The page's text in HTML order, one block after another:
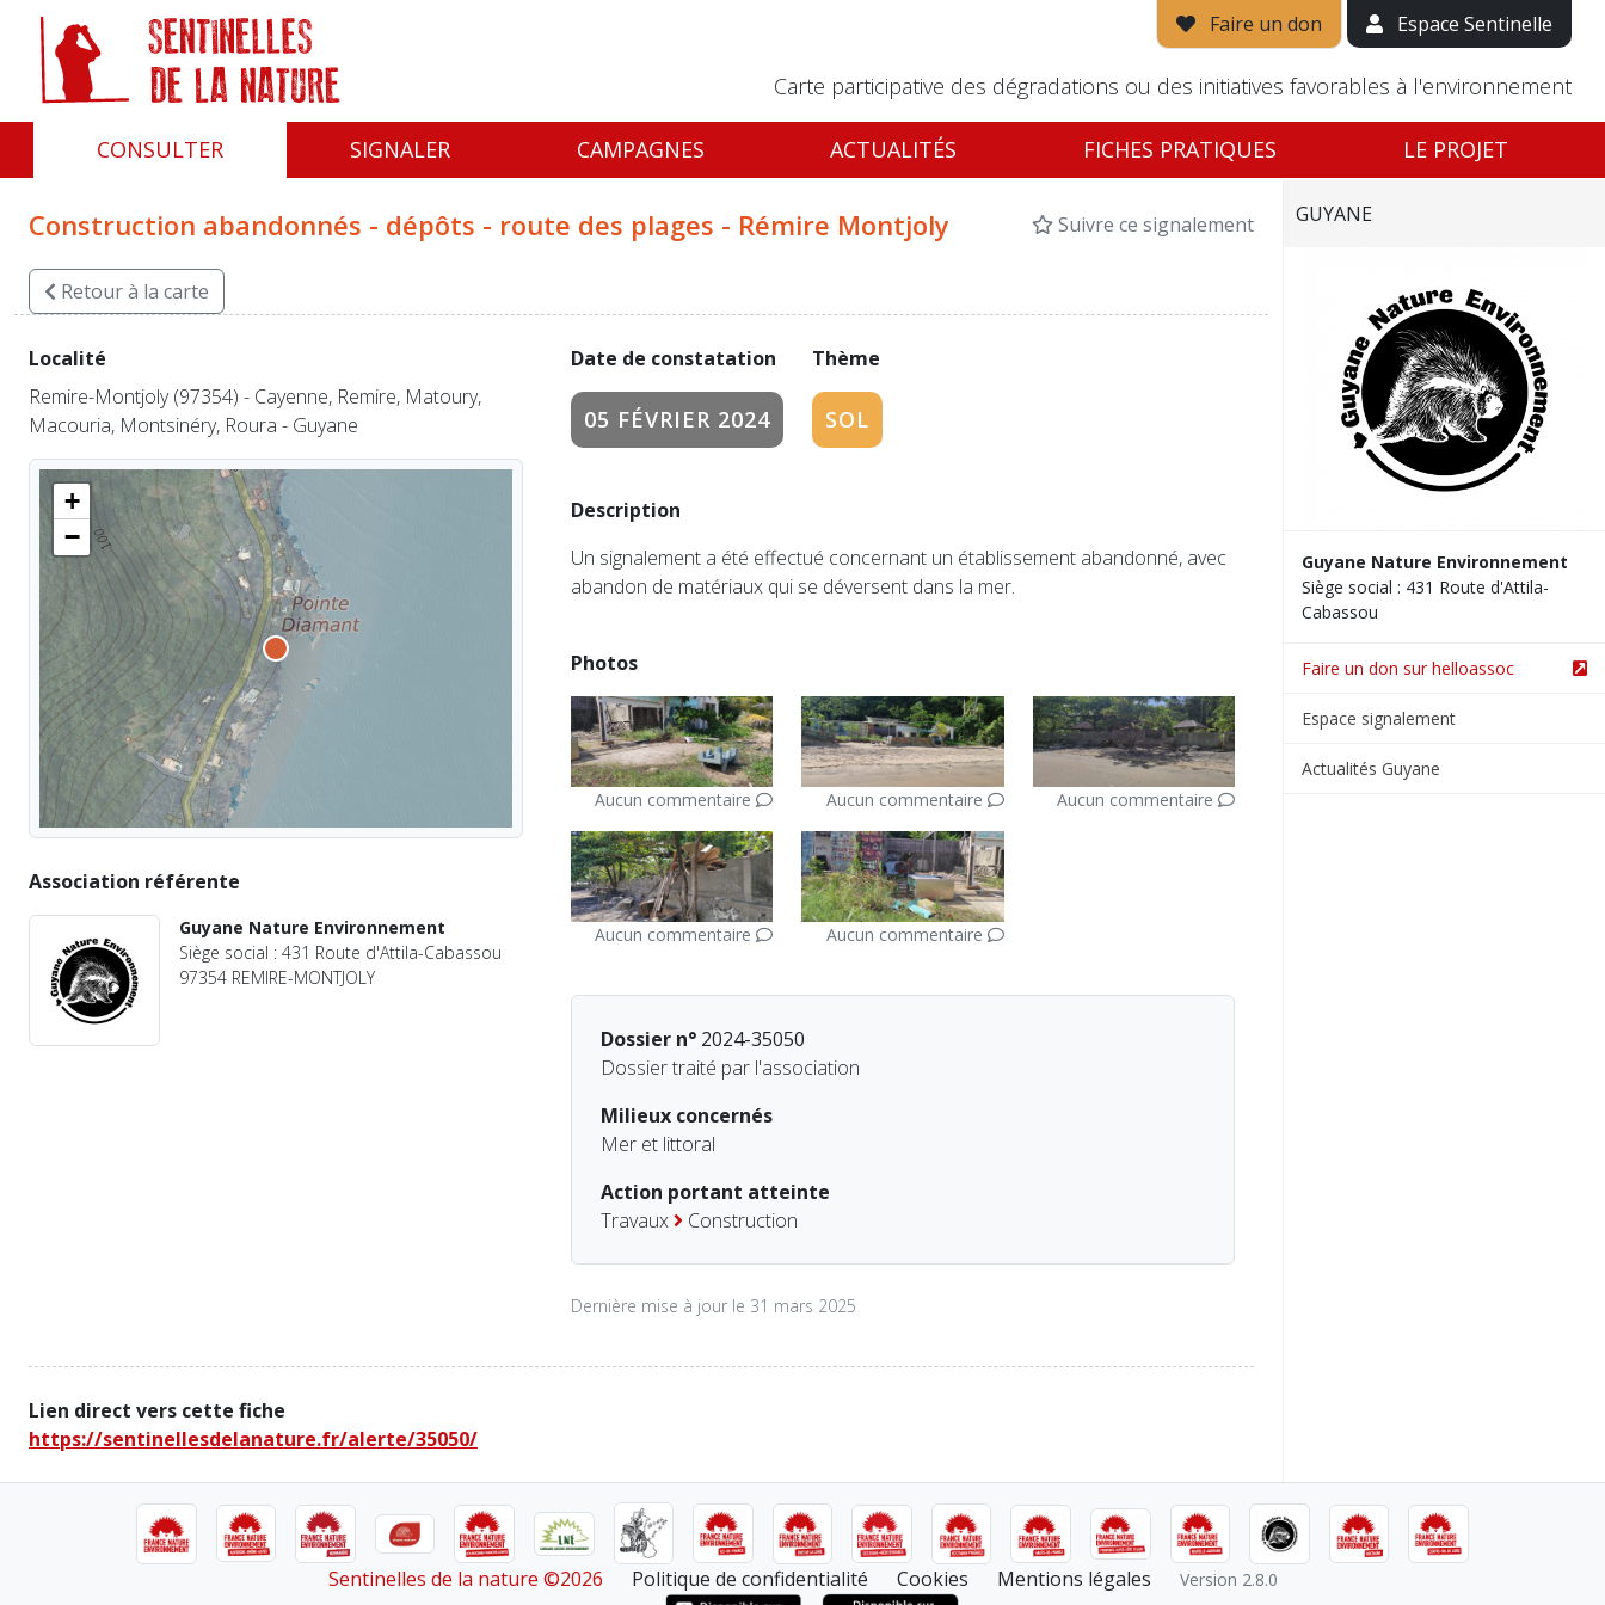
Faire un don Espace Sentinelle
Carte participative des dégradations ou des initiatives favorables à l'environnement
CONSULTER SIGNALER CAMPAGNES ACTUALITÉS FICHES PRATIQUES LE PROJET
Construction abandonnés - dépôts - route des plages - Rémire Montjoly Suivre ce signalement
Retourà la carte
Date de constatation
05 FÉVRIER 2024
Thème
SOL
Description
Un signalement a été effectué concernant un établissement abandonné, avec
abandon de matériaux qui se déversent dans la mer.
Photos
Aucun commentaire Aucun commentaire Aucun commentaire
Aucun commentaire Aucun commentaire
Dossier n°2024-35050
Dossier traité par l'association
Milieux concernés
Mer et littoral
Action portant atteinte
Travaux
Construction
Dernière mise à jour le 31 mars 2025
Localité
Remire-Montjoly (97354) - Cayenne, Remire, Matoury,
Macouria, Montsinéry, Roura - Guyane
+
−
Association référente
Guyane Nature Environnement
Siège social : 431 Route d'Attila-Cabassou
97354 REMIRE-MONTJOLY
Lien direct vers cette fiche
https://sentinellesdelanature.fr/alerte/35050/
GUYANE
Guyane Nature Environnement
Siège social : 431 Route d'Attila-
Cabassou
Faire un don sur helloassoc
Espace signalement
Actualités Guyane
Sentinelles de la nature ©2026 Politique de confidentialité Cookies Mentions légales Version 2.8.0
Panneau de gestion des cookies